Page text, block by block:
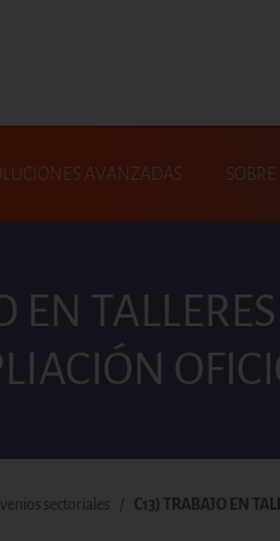
AVANZADAS
EN
sectoriales C13) TRABAJO EN